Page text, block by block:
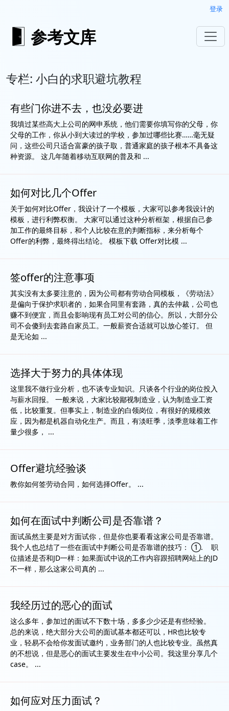
登录
参考文库
专栏: 小白的求职避坑教程
有些门你进不去，也没必要进
我填过某些高大上公司的网申系统，他们需要你填写你的父母，你
父母的工作，你从小到大读过的学校，参加过哪些比赛……毫无疑
问，这些公司只适合富豪的孩子取，普通家庭的孩子根本不具备这
种资源。 这几年随着移动互联网的普及和 ...
如何对比几个Offer
关于如何对比Offer，我设计了一个模板，大家可以参考我设计的
模板，进行利弊权衡。 大家可以通过这种分析框架，根据自己参
加工作的最终目标，和个人比较在意的判断指标，来分析每个
Offer的利弊，最终得出结论。 模板下载 Offer对比模 ...
签offer的注意事项
其实没有太多要注意的，因为公司都有劳动合同模板，《劳动法》
是偏向于保护求职者的，如果合同里有套路，真的去仲裁，公司也
赚不到便宜，而且会影响现有员工对公司的信心。所以，大部分公
司不会傻到去套路自家员工。一般薪资合适就可以放心签订。 但
是无论如 ...
选择大于努力的具体体现
这里我不做行业分析，也不谈专业知识。只谈各个行业的岗位投入
与薪水回报。 一般来说，大家比较鄙视制造业，认为制造业工资
低，比较重复。但事实上，制造业的白领岗位，有很好的规模效
应，因为都是机器自动化生产。而且，有淡旺季，淡季意味着工作
量少很多， ...
Offer避坑经验谈
教你如何签劳动合同，如何选择Offer。 ...
如何在面试中判断公司是否靠谱？
面试虽然主要是对方面试你，但是你也要看看这家公司是否靠谱。
我个人也总结了一些在面试中判断公司是否靠谱的技巧： ①. 职
位描述是否和JD一样：如果面试中说的工作内容跟招聘网站上的JD
不一样，那么这家公司真的 ...
我经历过的恶心的面试
这么多年，参加过的面试不下数十场，多多少少还是有些经验。
总的来说，绝大部分大公司的面试基本都还可以，HR也比较专
业，轻易不会给你发面试邀约，业务部门的人也比较专业。虽然真
的不想说，但是恶心的面试主要发生在中小公司。我这里分享几个
case。 ...
如何应对压力面试？